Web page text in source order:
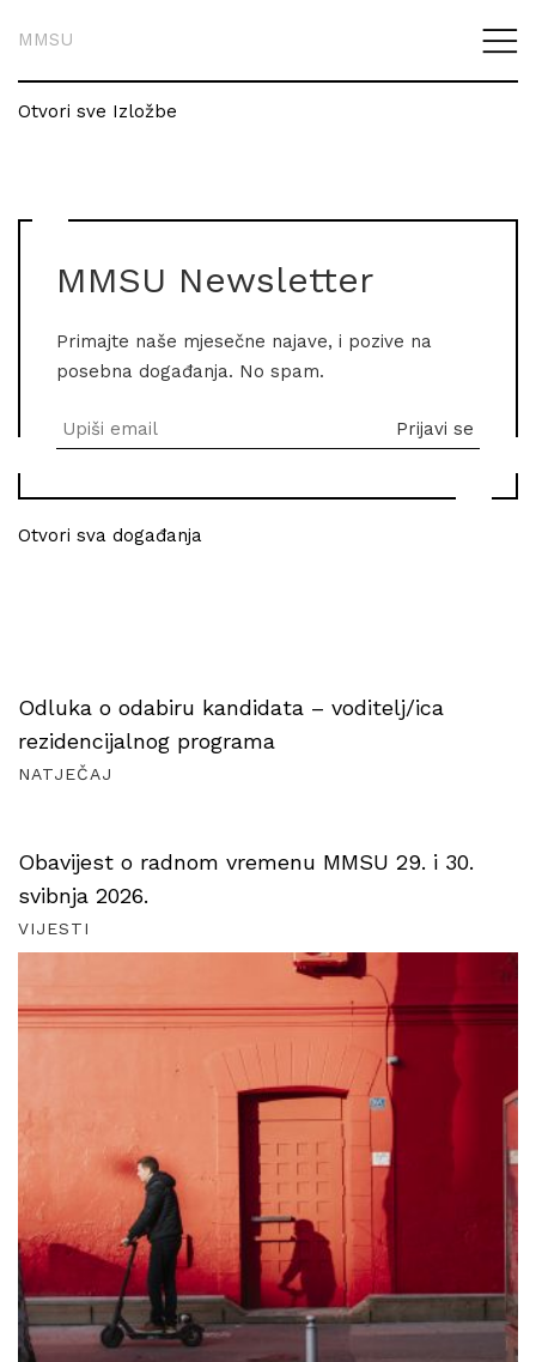
MMSU
Otvori sve Izložbe
MMSU Newsletter
Primajte naše mjesečne najave, i pozive na
posebna događanja. No spam.
Otvori sva događanja
Odluka o odabiru kandidata – voditelj/ica
rezidencijalnog programa
NATJEČAJ
Obavijest o radnom vremenu MMSU 29. i 30.
svibnja 2026.
VIJESTI